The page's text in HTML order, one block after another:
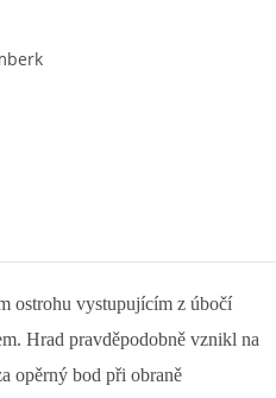
ostrohu vystupujícím z úbočí
Hrad pravděpodobně vznikl na
opěrný bod při obraně